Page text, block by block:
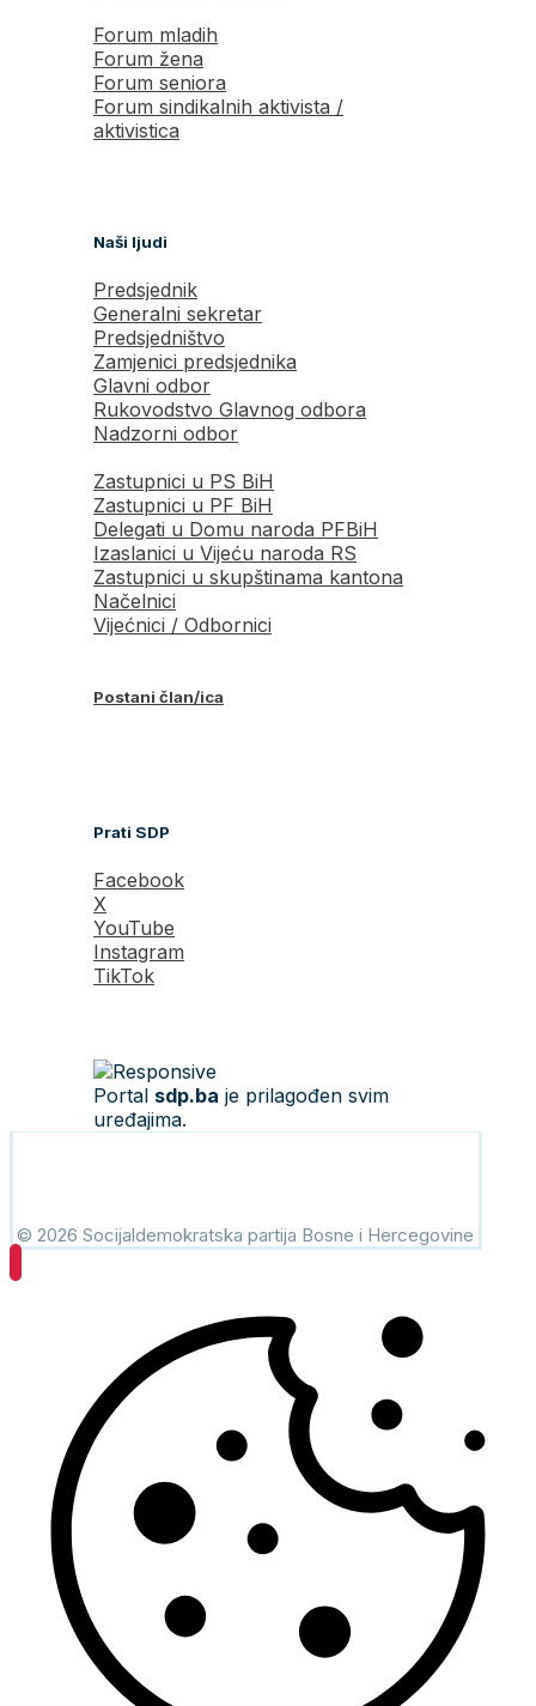
Forum mladih
Forum žena
Forum seniora
Forum sindikalnih aktivista /
aktivistica
Naši ljudi
Predsjednik
Generalni sekretar
Predsjedništvo
Zamjenici predsjednika
Glavni odbor
Rukovodstvo Glavnog odbora
Nadzorni odbor
Zastupnici u PS BiH
Zastupnici u PF BiH
Delegati u Domu naroda PFBiH
Izaslanici u Vijeću naroda RS
Zastupnici u skupštinama kantona
Načelnici
Vijećnici / Odbornici
Postani član/ica
Prati SDP
Facebook
X
YouTube
Instagram
TikTok
Portal sdp.ba je prilagođen svim
uređajima.
© 2026 Socijaldemokratska partija Bosne i Hercegovine